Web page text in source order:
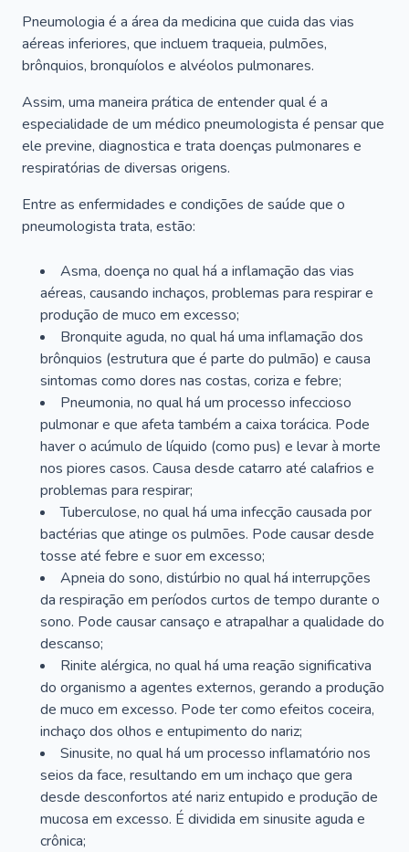
Pneumologia é a área da medicina que cuida das vias
aéreas inferiores, que incluem traqueia, pulmões,
brônquios, bronquíolos e alvéolos pulmonares.
Assim, uma maneira prática de entender qual é a
especialidade de um médico pneumologista é pensar que
ele previne, diagnostica e trata doenças pulmonares e
respiratórias de diversas origens.
Entre as enfermidades e condições de saúde que o
pneumologista trata, estão:
Asma, doença no qual há a inflamação das vias
aéreas, causando inchaços, problemas para respirar e
produção de muco em excesso;
Bronquite aguda, no qual há uma inflamação dos
brônquios (estrutura que é parte do pulmão) e causa
sintomas como dores nas costas, coriza e febre;
Pneumonia, no qual há um processo infeccioso
pulmonar e que afeta também a caixa torácica. Pode
haver o acúmulo de líquido (como pus) e levar à morte
nos piores casos. Causa desde catarro até calafrios e
problemas para respirar;
Tuberculose, no qual há uma infecção causada por
bactérias que atinge os pulmões. Pode causar desde
tosse até febre e suor em excesso;
Apneia do sono, distúrbio no qual há interrupções
da respiração em períodos curtos de tempo durante o
sono. Pode causar cansaço e atrapalhar a qualidade do
descanso;
Rinite alérgica, no qual há uma reação significativa
do organismo a agentes externos, gerando a produção
de muco em excesso. Pode ter como efeitos coceira,
inchaço dos olhos e entupimento do nariz;
Sinusite, no qual há um processo inflamatório nos
seios da face, resultando em um inchaço que gera
desde desconfortos até nariz entupido e produção de
mucosa em excesso. É dividida em sinusite aguda e
crônica;